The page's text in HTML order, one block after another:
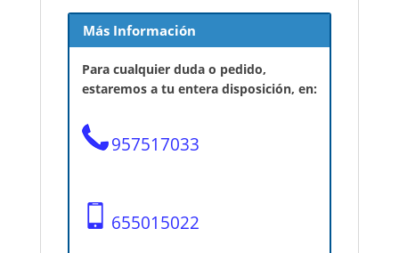
Más Información
Para cualquier duda o pedido,
estaremos a tu entera disposición, en:
957517033
655015022